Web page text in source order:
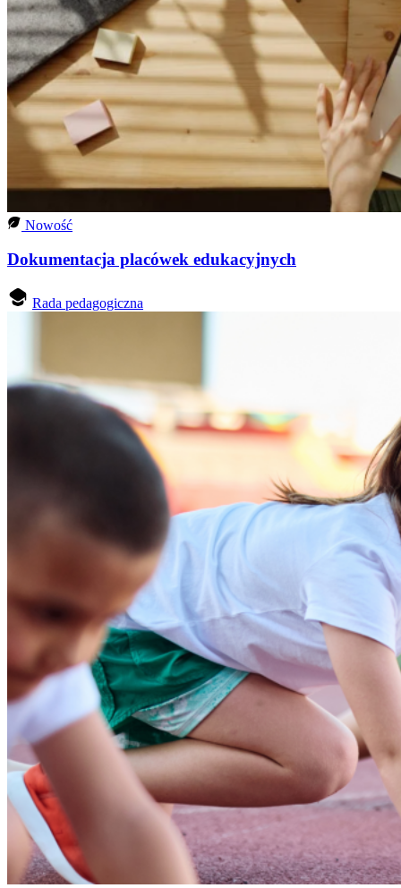
Nowość
Dokumentacja placówek edukacyjnych
Rada pedagogiczna